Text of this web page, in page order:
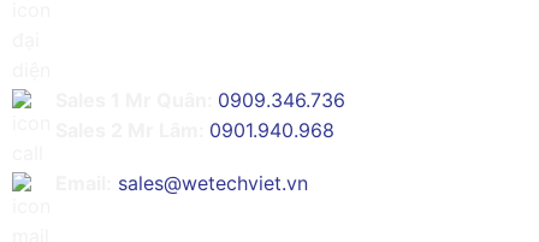
0909.346.736
0901.940.968
sales@wetechviet.vn